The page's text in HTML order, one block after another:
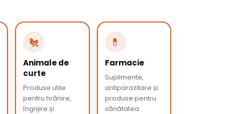
🐔
Animale de
curte
Produse utile
pentru hrănire,
îngrijire și
💊
Farmacie
Suplimente,
antiparazitare și
produse pentru
sănătatea